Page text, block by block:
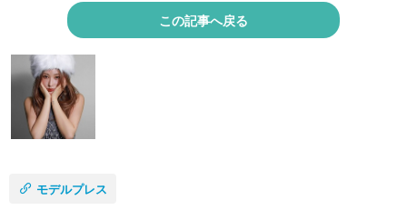
この記事へ戻る
モデルプレス